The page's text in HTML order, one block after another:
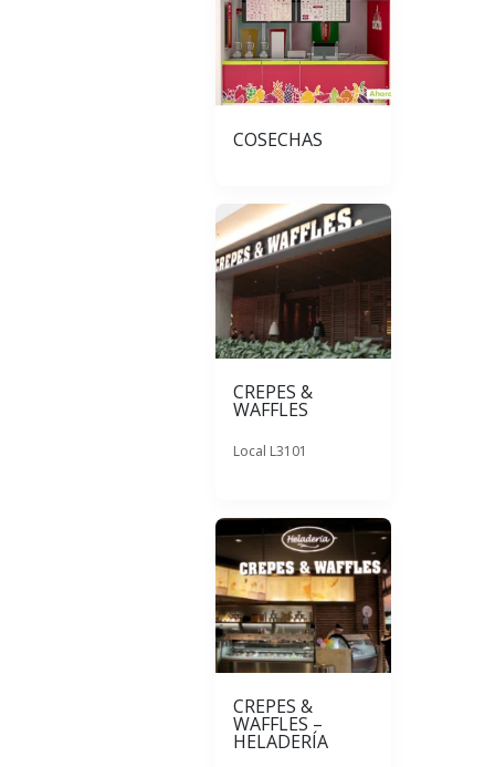
COSECHAS
CREPES &
WAFFLES
Local L3101
CREPES &
WAFFLES –
HELADERÍA